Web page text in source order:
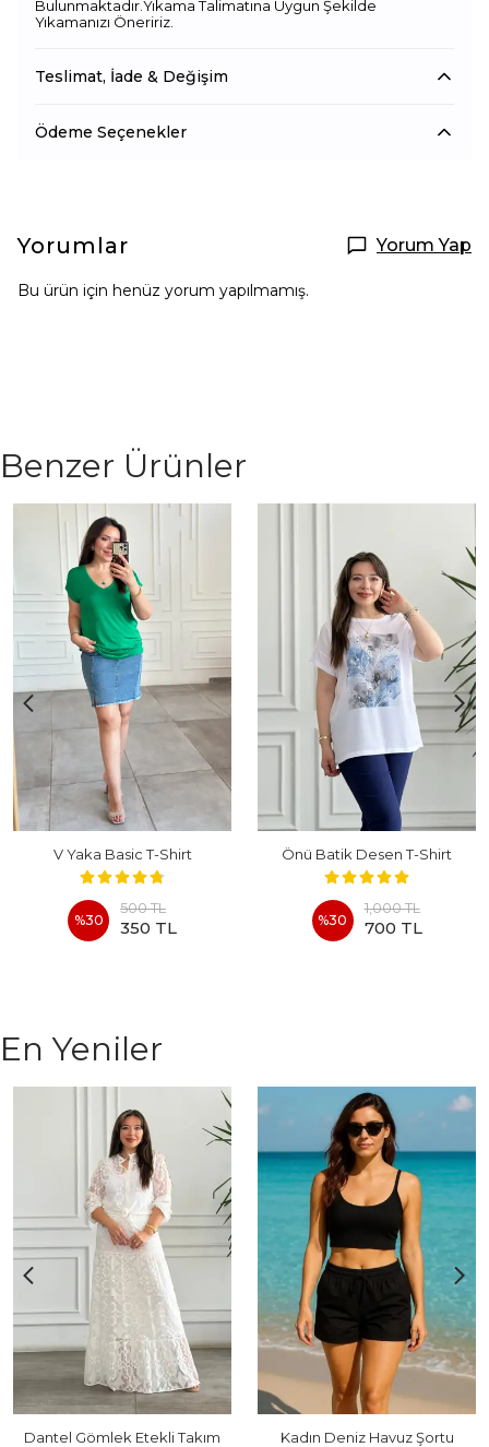
Bulunmaktadır.Yıkama Talimatına Uygun Şekilde
Yıkamanızı Öneririz.
Teslimat, İade & Değişim
Ödeme Seçenekler
Yorumlar Yorum Yap
Bu ürün için henüz yorum yapılmamış.
Benzer Ürünler
V Yaka Basic T-Shirt
%30
500 TL
350 TL
Önü Batik Desen T-Shirt
%30
1,000 TL
700 TL
En Yeniler
Dantel Gömlek Etekli Takım Kadın Deniz Havuz Şortu